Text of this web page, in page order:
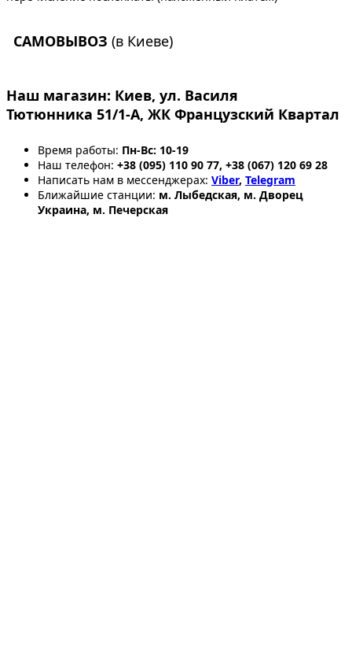
САМОВЫВОЗ (в Киеве)
Наш магазин: Киев, ул. Василя
Тютюнника 51/1-А, ЖК Французский Квартал
Время работы: Пн-Вс: 10-19
Наш телефон: +38 (095) 110 90 77, +38 (067) 120 69 28
Написать нам в мессенджерах: Viber, Telegram
Ближайшие станции: м. Лыбедская, м. Дворец
Украина, м. Печерская